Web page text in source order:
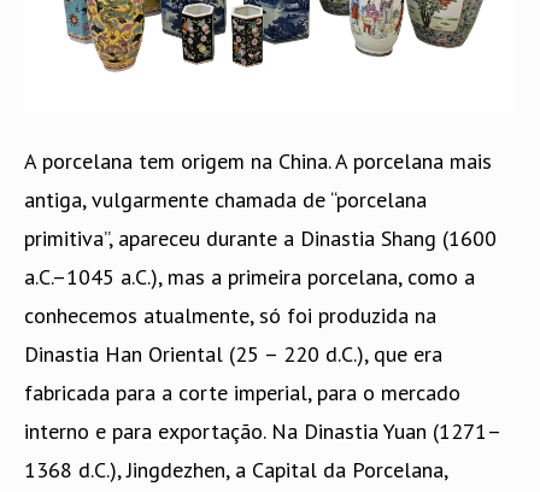
A porcelana tem origem na China. A porcelana mais
antiga, vulgarmente chamada de “porcelana
primitiva”, apareceu durante a Dinastia Shang (1600
a.C.–1045 a.C.), mas a primeira porcelana, como a
conhecemos atualmente, só foi produzida na
Dinastia Han Oriental (25 – 220 d.C.), que era
fabricada para a corte imperial, para o mercado
interno e para exportação. Na Dinastia Yuan (1271–
1368 d.C.), Jingdezhen, a Capital da Porcelana,